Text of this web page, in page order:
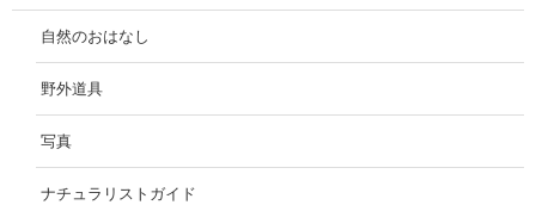
自然のおはなし
野外道具
写真
ナチュラリストガイド